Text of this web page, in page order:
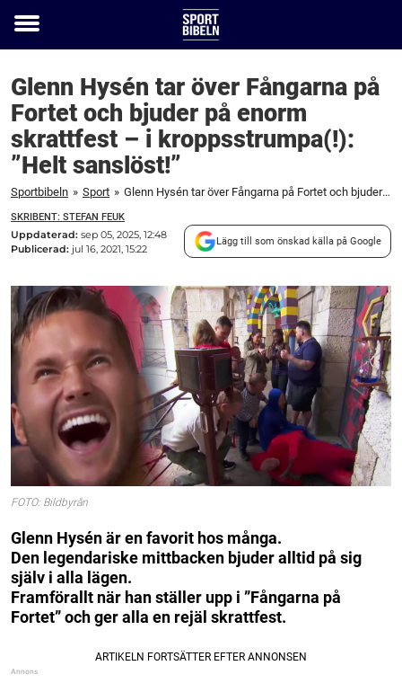
Toggle
Glenn Hysén tar över Fångarna på
Fortet och bjuder på enorm
skrattfest – i kroppsstrumpa(!):
”Helt sanslöst!”
Sportbibeln » Sport » Glenn Hysén tar över Fångarna på Fortet och bjuder på enorm skrattfest – i kroppsstrumpa(!): "Helt sanslöst!"
SKRIBENT: STEFAN FEUK
Uppdaterad: sep 05, 2025, 12:48
Publicerad: jul 16, 2021, 15:22
Lägg till som önskad källa på Google
FOTO: Bildbyrån
Glenn Hysén är en favorit hos många.
Den legendariske mittbacken bjuder alltid på sig
själv i alla lägen.
Framförallt när han ställer upp i ”Fångarna på
Fortet” och ger alla en rejäl skrattfest.